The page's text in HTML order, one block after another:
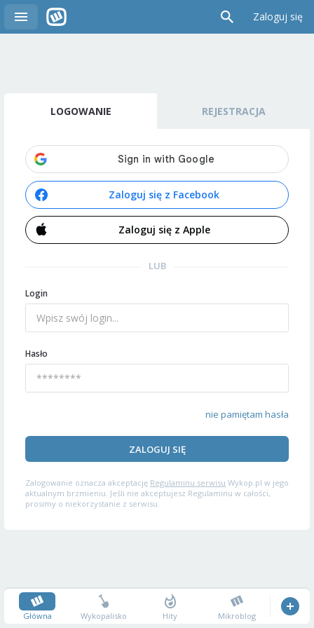
Zaloguj się
LOGOWANIE REJESTRACJA
Zaloguj się z Facebook
Zaloguj się z Apple
LUB
Login
Hasło
nie pamiętam hasła
ZALOGUJ SIĘ
Zalogowanie oznacza akceptację Regulaminu serwisu Wykop.pl w jego
aktualnym brzmieniu. Jeśli nie akceptujesz Regulaminu w całości,
prosimy o niekorzystanie z serwisu.
Główna Wykopalisko Hity Mikroblog